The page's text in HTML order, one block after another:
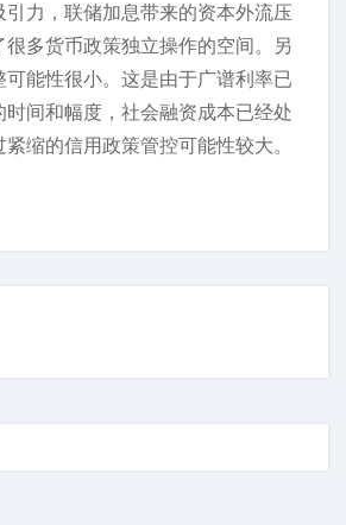
引力，联储加息带来的资本外流压
很多货币政策独立操作的空间。另
能性很小。这是由于广谱利率已
间和幅度，社会融资成本已经处
缩的信用政策管控可能性较大。